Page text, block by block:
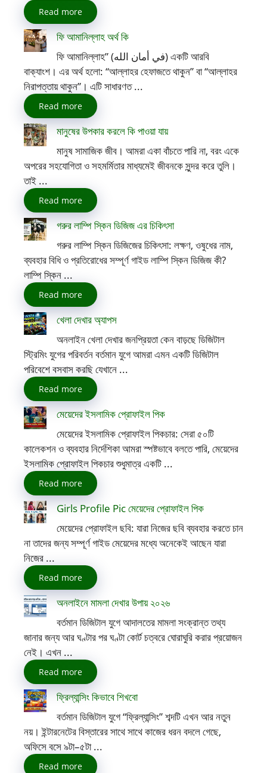
Read more
ফি আমানিল্লাহ অর্থ কি
ফি আমানিল্লাহ” (في أمان الله) একটি আরবি
বাক্যাংশ। এর অর্থ হলো: “আল্লাহর হেফাজতে থাকুন” বা “আল্লাহর
নিরাপত্তায় থাকুন”। এটি সাধারণত ...
Read more
মানুষের উপকার করলে কি পাওয়া যায়
মানুষ সামাজিক জীব। আমরা একা বাঁচতে পারি না, বরং একে
অপরের সহযোগিতা ও সহমর্মিতার মাধ্যমেই জীবনকে সুন্দর করে তুলি।
তাই ...
Read more
গরুর লাম্পি স্কিন ডিজিজ এর চিকিৎসা
গরুর লাম্পি স্কিন ডিজিজের চিকিৎসা: লক্ষণ, ওষুধের নাম,
ব্যবহার বিধি ও প্রতিরোধের সম্পূর্ণ গাইড লাম্পি স্কিন ডিজিজ কী?
লাম্পি স্কিন ...
Read more
খেলা দেখার অ্যাপস
অনলাইন খেলা দেখার জনপ্রিয়তা কেন বাড়ছে ডিজিটাল
স্ট্রিমিং যুগের পরিবর্তন বর্তমান যুগে আমরা এমন একটি ডিজিটাল
পরিবেশে বসবাস করছি যেখানে ...
Read more
মেয়েদের ইসলামিক প্রোফাইল পিক
মেয়েদের ইসলামিক প্রোফাইল পিকচার: সেরা ৫০টি
কালেকশন ও ব্যবহার নির্দেশিকা আমরা স্পষ্টভাবে বলতে পারি, মেয়েদের
ইসলামিক প্রোফাইল পিকচার শুধুমাত্র একটি ...
Read more
Girls Profile Pic মেয়েদের প্রোফাইল পিক
মেয়েদের প্রোফাইল ছবি: যারা নিজের ছবি ব্যবহার করতে চান
না তাদের জন্য সম্পূর্ণ গাইড মেয়েদের মধ্যে অনেকেই আছেন যারা
নিজের ...
Read more
অনলাইনে মামলা দেখার উপায় ২০২৬
বর্তমান ডিজিটাল যুগে আদালতের মামলা সংক্রান্ত তথ্য
জানার জন্য আর ঘণ্টার পর ঘণ্টা কোর্ট চত্বরে ঘোরাঘুরি করার প্রয়োজন
নেই। এখন ...
Read more
ফ্রিল্যান্সিং কিভাবে শিখবো
বর্তমান ডিজিটাল যুগে “ফ্রিল্যান্সিং” শব্দটি এখন আর নতুন
নয়। ইন্টারনেটের বিস্তারের সাথে সাথে কাজের ধরন বদলে গেছে,
অফিসে বসে ৯টা–৫টা ...
Read more